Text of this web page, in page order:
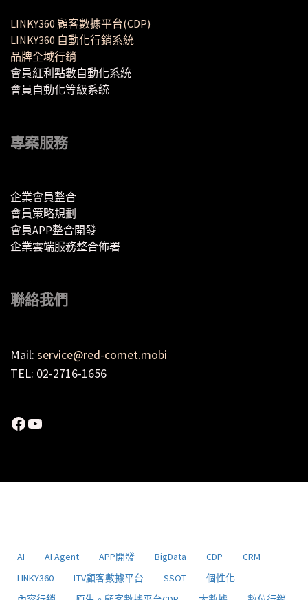
LINKY360 顧客數據平台(CDP)
LINKY360 自動化行銷系統
品牌全域行銷
會員紅利點數自動化系統
會員自動化等級系統
專案服務
企業會員整合
會員策略規劃
會員APP整合開發
企業雲端服務整合佈署
聯絡我們
Mail: service@red-comet.mobi
TEL: 02-2716-1656
Facebook
YouTube
AI AI Agent APP開發 BigData CDP
CRM
LINKY360
LTV顧客數據平台 SSOT
個性化